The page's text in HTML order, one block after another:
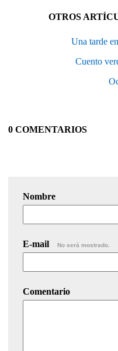
OTROS
Una tarde
Cuento
0 COMENTARIOS
Nombre
E-mail No será mostrado.
Comentario